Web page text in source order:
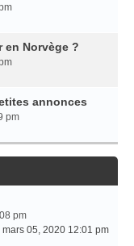
en Norvège ?
annonces
pm
pm
mars 05, 2020 12:01 pm